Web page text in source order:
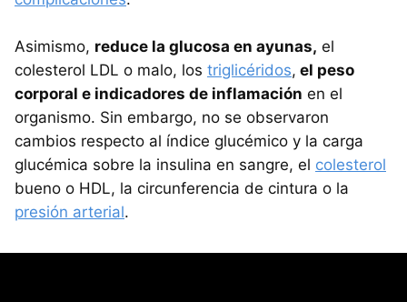
Asimismo, reduce la glucosa en ayunas, el
colesterol LDL o malo, los triglicéridos, el peso
corporal e indicadores de inflamación en el
organismo. Sin embargo, no se observaron
cambios respecto al índice glucémico y la carga
glucémica sobre la insulina en sangre, el colesterol
bueno o HDL, la circunferencia de cintura o la
presión arterial.